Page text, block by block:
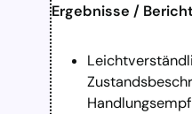
Ergebnisse /